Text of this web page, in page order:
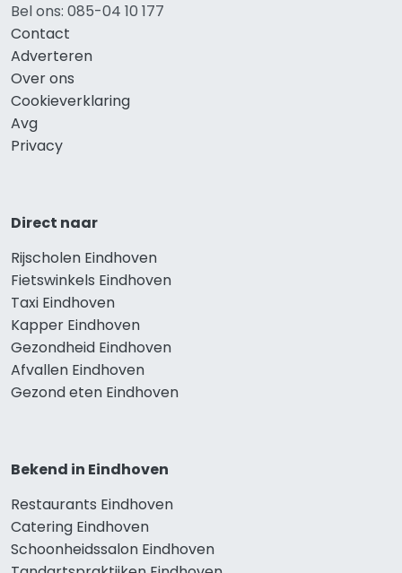
Bel ons: 085-04 10 177
Contact
Adverteren
Over ons
Cookieverklaring
Avg
Privacy
Direct naar
Rijscholen Eindhoven
Fietswinkels Eindhoven
Taxi Eindhoven
Kapper Eindhoven
Gezondheid Eindhoven
Afvallen Eindhoven
Gezond eten Eindhoven
Bekend in Eindhoven
Restaurants Eindhoven
Catering Eindhoven
Schoonheidssalon Eindhoven